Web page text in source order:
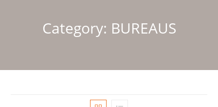
Category: BUREAUS